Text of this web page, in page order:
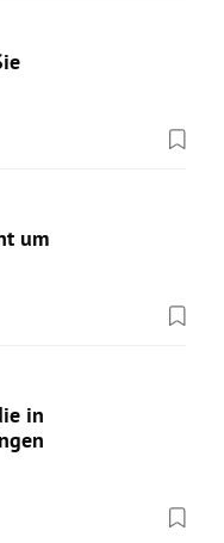
um
in